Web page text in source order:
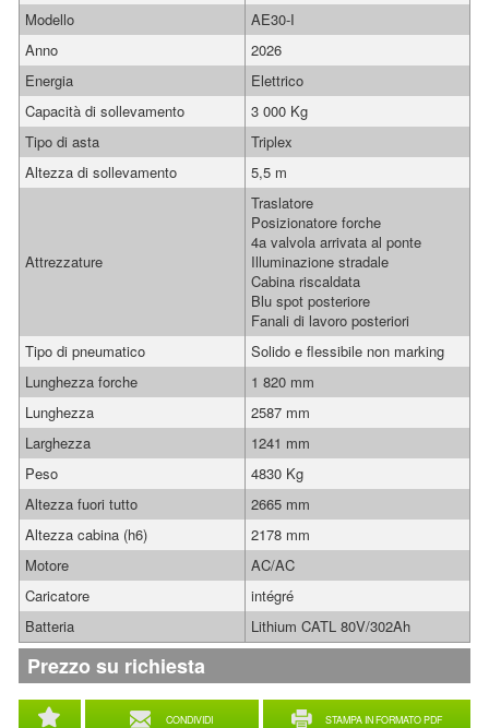
CONDIVIDI STAMPA IN FORMATO PDF
Modello
AE30-I
Anno
2026
Energia
Elettrico
Capacità di sollevamento
3 000 Kg
Tipo di asta
Triplex
Altezza di sollevamento
5,5 m
Attrezzature
Traslatore
Posizionatore forche
4a valvola arrivata al ponte
Illuminazione stradale
Cabina riscaldata
Blu spot posteriore
Fanali di lavoro posteriori
Tipo di pneumatico
Solido e flessibile non marking
Lunghezza forche
1 820 mm
Lunghezza
2587 mm
Larghezza
1241 mm
Peso
4830 Kg
Altezza fuori tutto
2665 mm
Altezza cabina (h6)
2178 mm
Motore
AC/AC
Caricatore
intégré
Batteria
Lithium CATL 80V/302Ah
Prezzo su richiesta